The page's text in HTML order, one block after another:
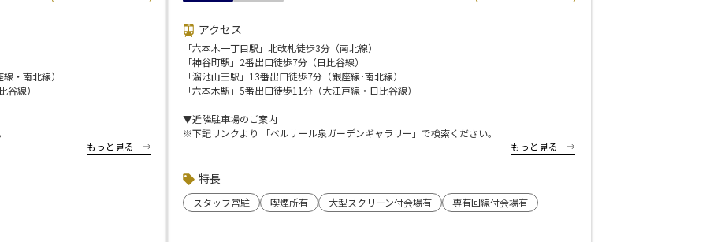
・南北線）
谷線）
href="https://www.s-もっと見る
アクセス
「六本木一丁目駅」北改札徒歩3分（南北線）
「神谷町駅」2番出口徒歩7分（日比谷線）
「溜池山王駅」13番出口徒歩7分（銀座線･南北線）
「六本木駅」5番出口徒歩11分（大江戸線・日比谷線）
▼近隣駐車場のご案内
※下記リンクより 「ベルサール泉ガーデンギャラリー」で検索ください。
<strong><a style="color: blue; text-decoration: underline;" href="https://www.s-
</strong>
もっと見る
特長
スタッフ常駐 喫煙所有 大型スクリーン付会場有 専有回線付会場有
ベルサール新宿南口
ベルサール新宿グランド
ベルサール新宿セントラルパーク
秋葉原・神田・東京エリア
ベルサール東京日本橋
飯田橋・九段・半蔵門・神保町エリア
ベルサール神保町アネックス
ベルサール九段
ベルサール渋谷ガーデン